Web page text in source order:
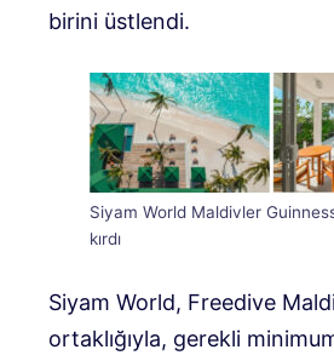
birini üstlendi.
Siyam World Maldivler
kırdı
Siyam World, Freedive
ortaklığıyla, gerekli